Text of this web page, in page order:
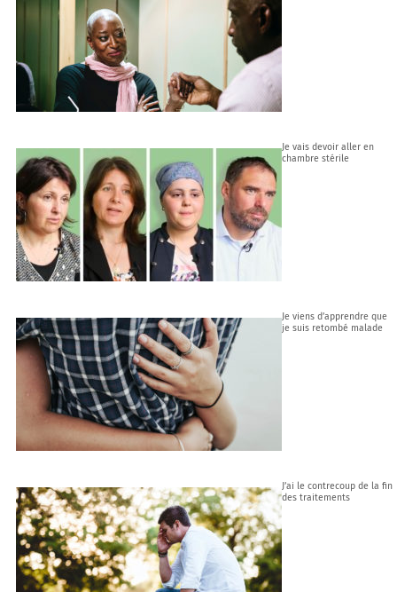
Je vais devoir aller en
chambre stérile
Je viens d’apprendre que
je suis retombé malade
J’ai le contrecoup de la fin
des traitements